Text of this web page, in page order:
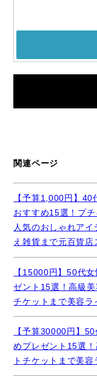
関連ページ
【予算1,000円】40
おすすめ15選！プ
人気のおしゃれア
え雑貨まで元百貨店
【15000円】50代
ゼント15選！高級
チケットまで美容ラ
【予算30000円】
めプレゼント15選
トチケットまで美容